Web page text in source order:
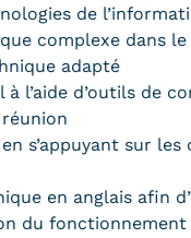
de
complexe dans
adapté
l’aide d’outils de
s’appuyant sur
en anglais afin
du